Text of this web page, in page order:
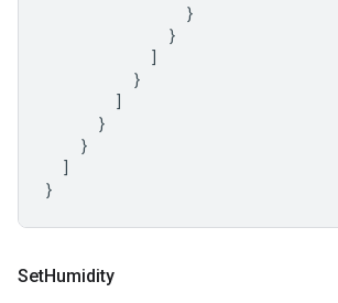
}
}
]
}
]
}
}
]
}
SetHumidity